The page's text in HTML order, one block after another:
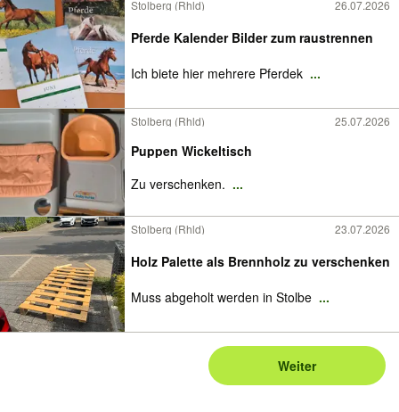
Stolberg (Rhld) 26.07.2026
Pferde Kalender Bilder zum raustrennen
Ich biete hier mehrere Pferdek ...
Stolberg (Rhld) 25.07.2026
Puppen Wickeltisch
Zu verschenken. ...
Stolberg (Rhld) 23.07.2026
Holz Palette als Brennholz zu verschenken
Muss abgeholt werden in Stolbe ...
Weiter